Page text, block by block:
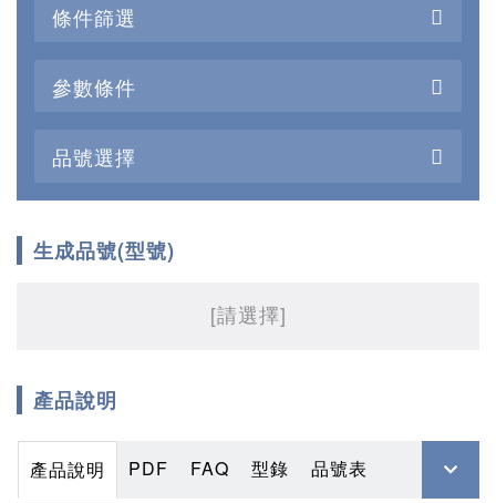
條件篩選
參數條件
品號選擇
生成品號(型號)
[請選擇]
產品說明
產品說明 PDF FAQ 型錄 品號表